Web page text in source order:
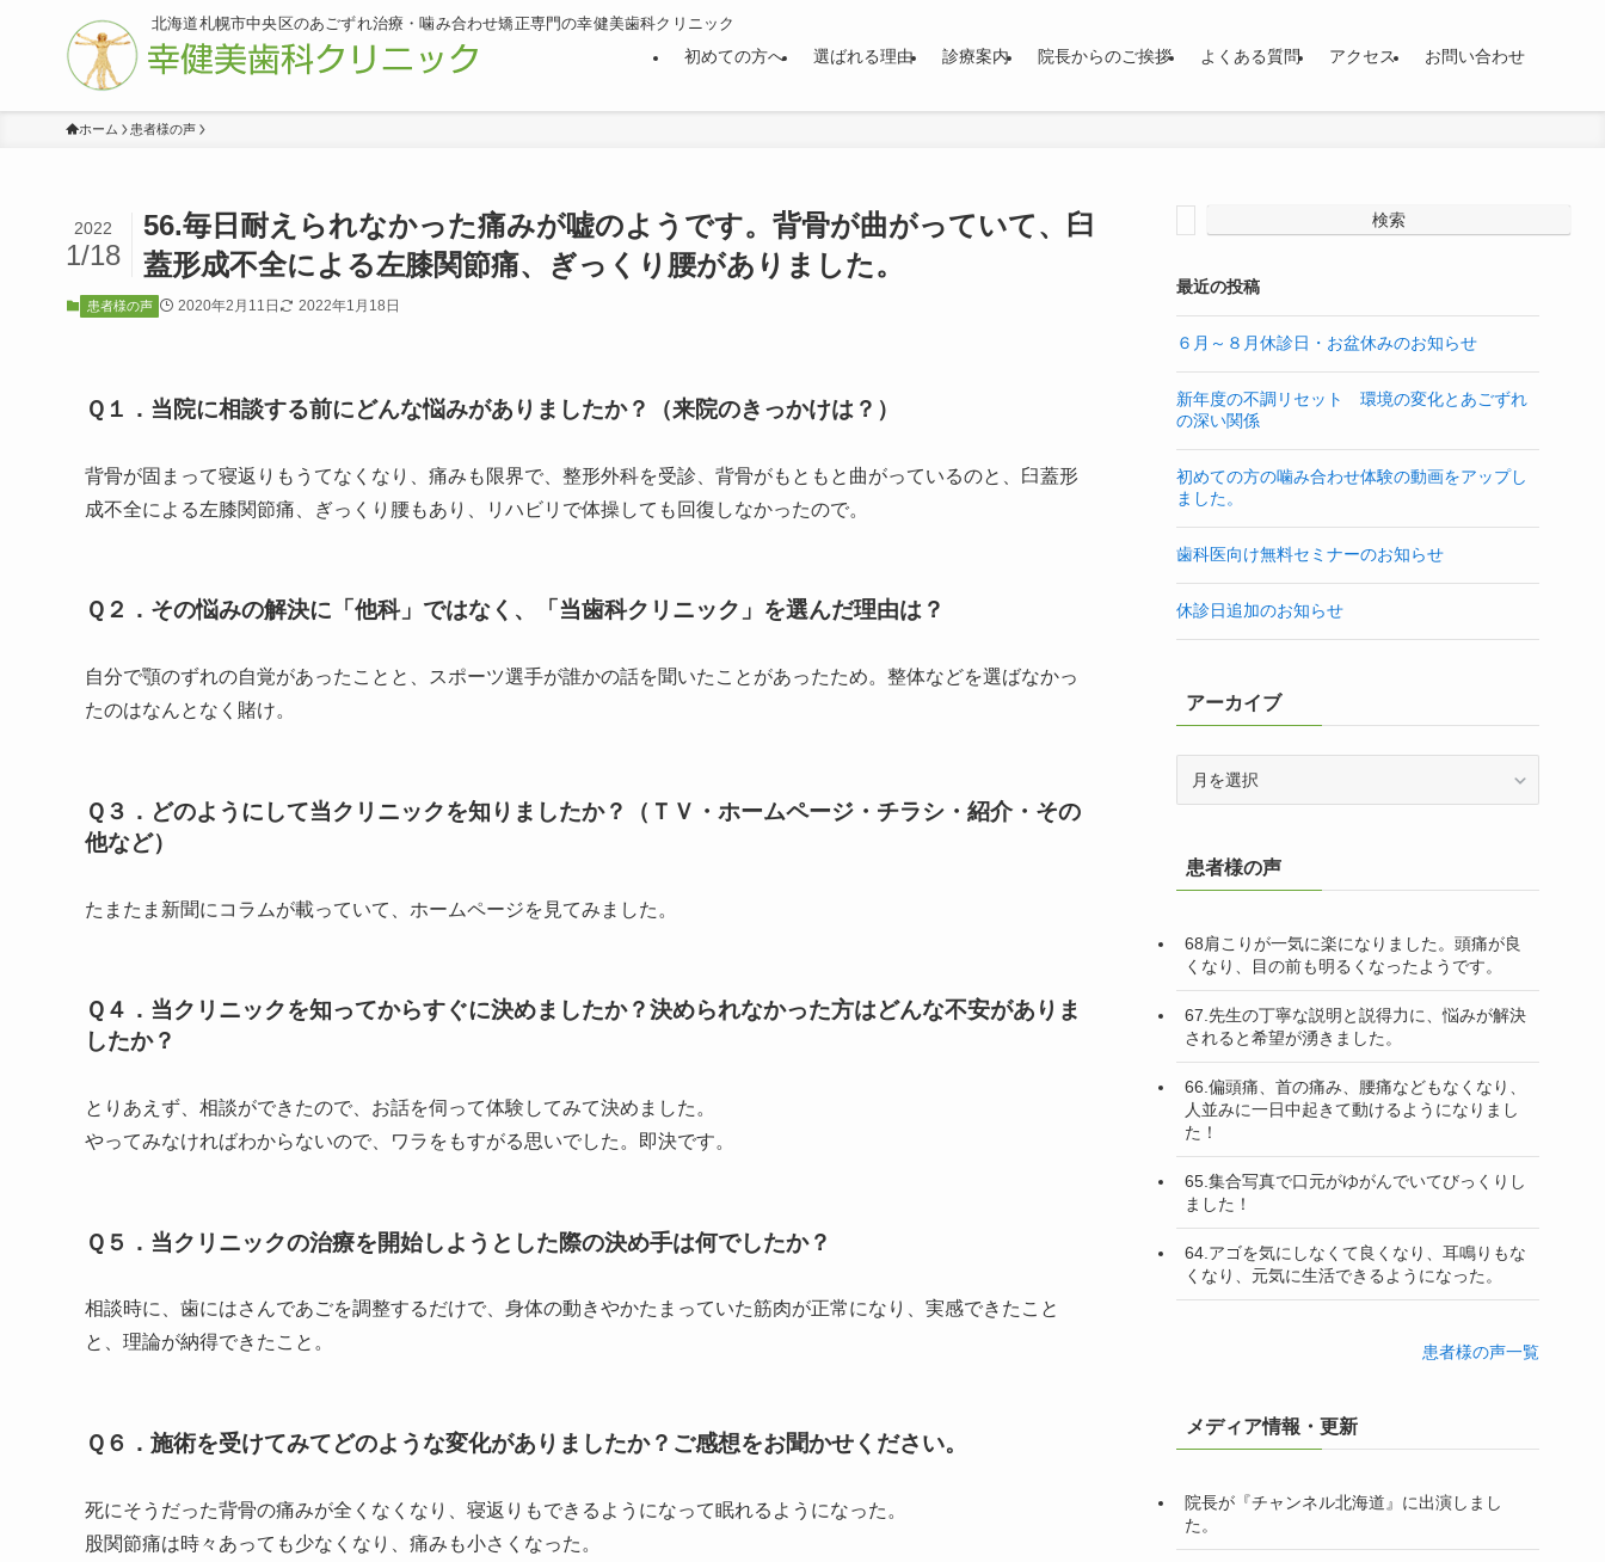
北海道札幌市中央区のあごずれ治療・噛み合わせ矯正専門の幸健美歯科クリニック
初めての方へ 選ばれる理由 診療案内 院長からのご挨拶 よくある質問 アクセス お問い合わせ
ホーム 患者様の声
56.毎日耐えられなかった痛みが嘘のようです。背骨が曲がっていて、臼
蓋形成不全による左膝関節痛、ぎっくり腰がありました。
2022
1/18
患者様の声 2020年2月11日 2022年1月18日
Ｑ１．当院に相談する前にどんな悩みがありましたか？（来院のきっかけは？）
背骨が固まって寝返りもうてなくなり、痛みも限界で、整形外科を受診、背骨がもともと曲がっているのと、臼蓋形
成不全による左膝関節痛、ぎっくり腰もあり、リハビリで体操しても回復しなかったので。
Ｑ２．その悩みの解決に「他科」ではなく、「当歯科クリニック」を選んだ理由は？
自分で顎のずれの自覚があったことと、スポーツ選手が誰かの話を聞いたことがあったため。整体などを選ばなかっ
たのはなんとなく賭け。
Ｑ３．どのようにして当クリニックを知りましたか？（ＴＶ・ホームページ・チラシ・紹介・その
他など）
たまたま新聞にコラムが載っていて、ホームページを見てみました。
Ｑ４．当クリニックを知ってからすぐに決めましたか？決められなかった方はどんな不安がありま
したか？
とりあえず、相談ができたので、お話を伺って体験してみて決めました。
やってみなければわからないので、ワラをもすがる思いでした。即決です。
Ｑ５．当クリニックの治療を開始しようとした際の決め手は何でしたか？
相談時に、歯にはさんであごを調整するだけで、身体の動きやかたまっていた筋肉が正常になり、実感できたこと
と、理論が納得できたこと。
Ｑ６．施術を受けてみてどのような変化がありましたか？ご感想をお聞かせください。
死にそうだった背骨の痛みが全くなくなり、寝返りもできるようになって眠れるようになった。
股関節痛は時々あっても少なくなり、痛みも小さくなった。
検索
最近の投稿
６月～８月休診日・お盆休みのお知らせ
新年度の不調リセット 環境の変化とあごずれ
の深い関係
初めての方の噛み合わせ体験の動画をアップし
ました。
歯科医向け無料セミナーのお知らせ
休診日追加のお知らせ
アーカイブ
カ
患者様の声
68肩こりが一気に楽になりました。頭痛が良
くなり、目の前も明るくなったようです。
67.先生の丁寧な説明と説得力に、悩みが解決
されると希望が湧きました。
66.偏頭痛、首の痛み、腰痛などもなくなり、
人並みに一日中起きて動けるようになりまし
た！
65.集合写真で口元がゆがんでいてびっくりし
ました！
64.アゴを気にしなくて良くなり、耳鳴りもな
くなり、元気に生活できるようになった。
患者様の声一覧
メディア情報・更新
院長が『チャンネル北海道』に出演しまし
た。